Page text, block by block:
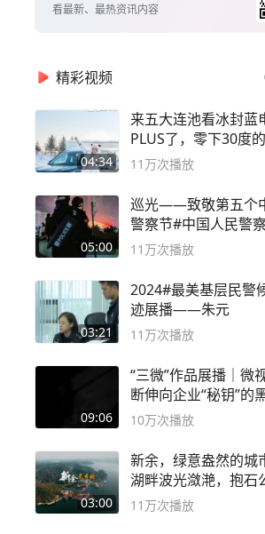
看最新、最热资讯内容
精彩视频
04:34
来五大连池看冰封蓝
PLUS了，零下30度
封40小时全录
11万次播放
05:00
巡光——致敬第五个
警察节#中国人民警
音小助手
11万次播放
03:21
2024#最美基层民警
迹展播——朱元
11万次播放
09:06
“三微”作品展播｜微
断伸向企业“秘钥”的
10万次播放
03:00
新余，绿意盎然的城
湖畔波光潋滟，抱石
深邃……
11万次播放